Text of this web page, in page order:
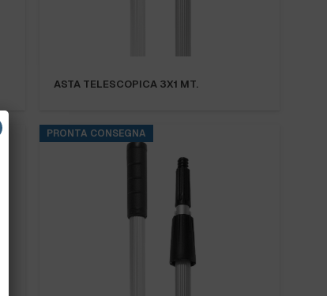
ASTA TELESCOPICA 3X1 MT.
PRONTA CONSEGNA